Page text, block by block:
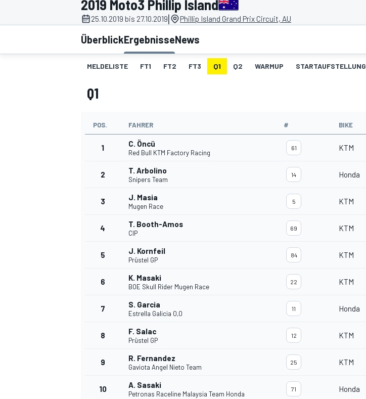
MOTOGP
2019 Moto3 Phillip Island
25.10.2019 bis 27.10.2019| Phillip Island Grand Prix Circuit, AU
ÜberblickErgebnisseNews
MELDELISTE FT1 FT2 FT3 Q1 Q2 WARMUP STARTAUFSTELLUNG
Q1
POS. FAHRER # BIKE
1 C. Öncü
Red Bull KTM Factory Racing
61 KTM
2 T. Arbolino
Snipers Team
14 Honda
3 J. Masia
Mugen Race
5 KTM
4 T. Booth-Amos
CIP
69 KTM
5 J. Kornfeil
Prüstel GP
84 KTM
6 K. Masaki
BOE Skull Rider Mugen Race
22 KTM
7 S. Garcia
Estrella Galicia 0,0
11 Honda
8 F. Salac
Prüstel GP
12 KTM
9 R. Fernandez
Gaviota Angel Nieto Team
25 KTM
10 A. Sasaki
Petronas Raceline Malaysia Team Honda
71 Honda